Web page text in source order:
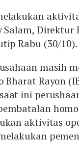
Salam, Direktur
Rabu (30/10).
masih
Rayon
ini
aktivitas